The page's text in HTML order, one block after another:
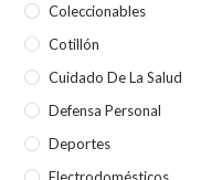
Coleccionables
Cotillón
Cuidado De La Salud
Defensa Personal
Deportes
Electrodomésticos